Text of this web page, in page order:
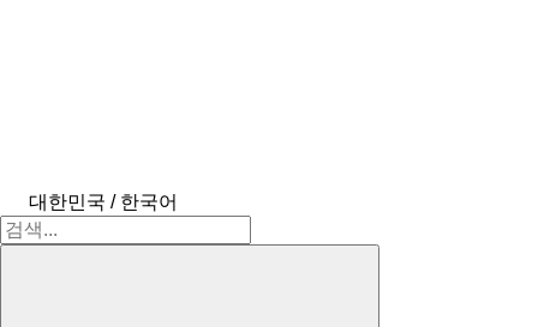
대한민국 / 한국어